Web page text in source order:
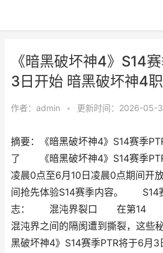
《暗黑破坏神4》S14
3日开始 暗黑破坏神4
作者： admin • 更新时间：2026-05-
摘要：《暗黑破坏神4》S14赛季
了 《暗黑破坏神4》S14赛季
凌晨0点至6月10日凌晨0点期间开
间抢先体验S14赛季内容。 S14
志： 混沌界裂口 在第14 赛
混沌界之间的隔阂遭到撕裂，这些
黑破坏神4》S14赛季PTR将于6月